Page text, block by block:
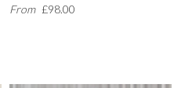
From £98.00